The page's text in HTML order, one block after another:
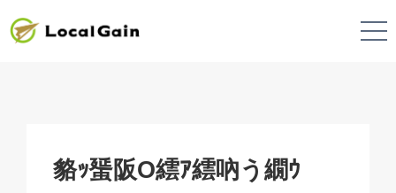
貉ｯ蜑阪Ο繧ｱ繧吶う繝ｳ